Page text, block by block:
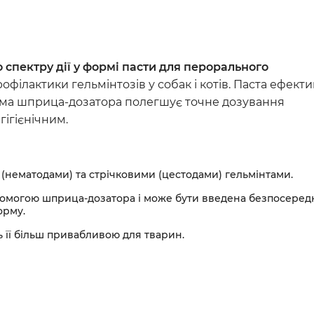
Антибіотики
дії у формі пасти для перорального
гельмінтозів у собак і котів. Паста
шприца-дозатора полегшує точне дозування
та стрічковими (цестодами) гельмінтами.
шприца-дозатора і може бути введена
більш привабливою для тварин.